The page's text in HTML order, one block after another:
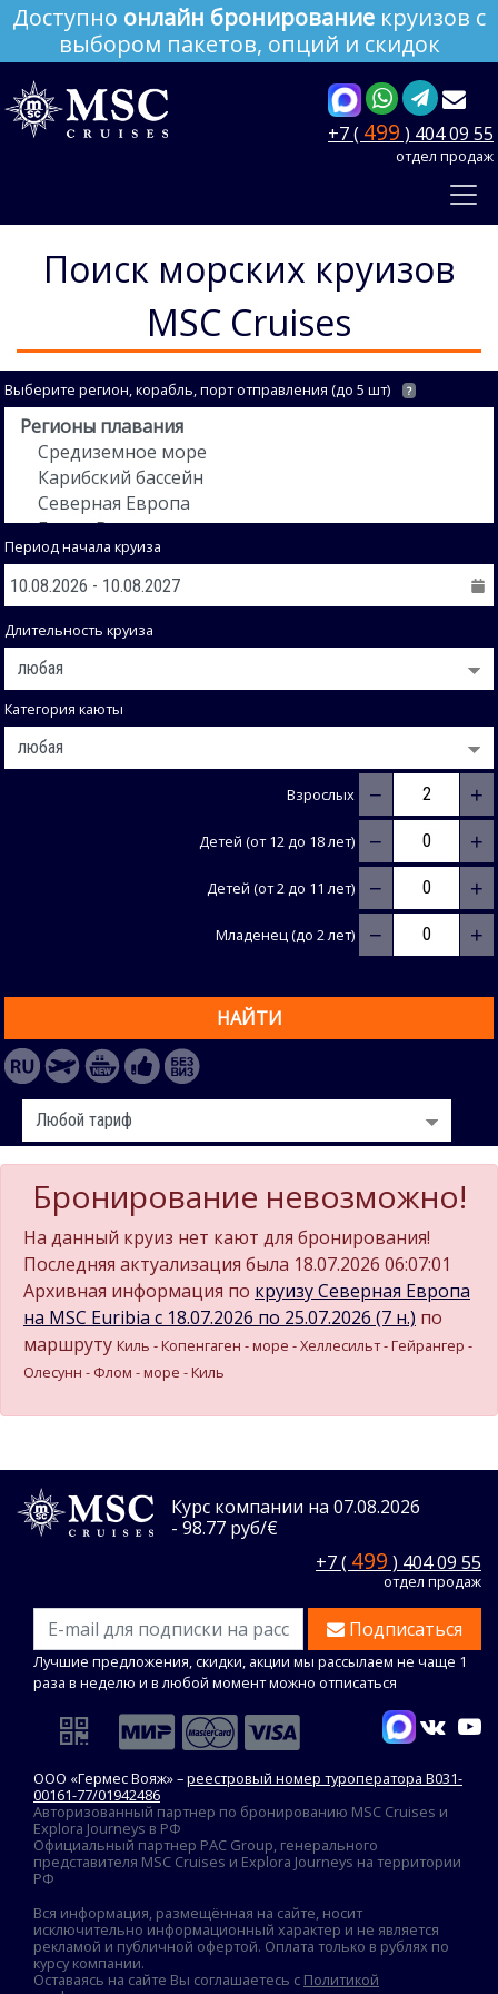
Доступно онлайн бронирование круизов с
выбором пакетов, опций и скидок
+7 ( 499 ) 404 09 55
отдел продаж
Поиск морских круизов
MSC Cruises
Выберите регион, корабль, порт отправления (до 5 шт) ?
Период начала круиза
Длительность круиза
Категория каюты
Взрослых − +
Детей (от 12 до 18 лет) − +
Детей (от 2 до 11 лет) − +
Младенец (до 2 лет) − +
НАЙТИ
Бронирование невозможно!
На данный круиз нет кают для бронирования!
Последняя актуализация была 18.07.2026 06:07:01
Архивная информация по круизу Северная Европа
на MSC Euribia c 18.07.2026 по 25.07.2026 (7 н.) по
маршруту Киль - Копенгаген - море - Хеллесильт - Гейрангер -
Олесунн - Флом - море - Киль
Курс компании на 07.08.2026
- 98.77 руб/€
+7 ( 499 ) 404 09 55
отдел продаж
Подписаться
Лучшие предложения, скидки, акции мы рассылаем не чаще 1
раза в неделю и в любой момент можно отписаться
ООО «Гермес Вояж» –реестровый номер туроператора В031-
00161-77/01942486
Авторизованный партнер по бронированию MSC Cruises и
Explora Journeys в РФ
Официальный партнер PAC Group, генерального
представителя MSC Cruises и Explora Journeys на территории
РФ
Вся информация, размещённая на сайте, носит
исключительно информационный характер и не является
рекламой и публичной офертой. Оплата только в рублях по
курсу компании.
Оставаясь на сайте Вы соглашаетесь с Политикой